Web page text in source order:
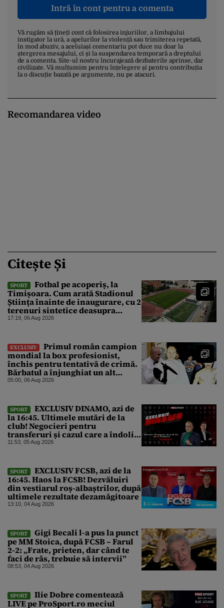
Intră în cont pentru a comenta
Vă rugăm să țineți cont că folosirea injuriilor, a limbajului
instigator la ură, a apelurilor la violență sau trimiterea repetată,
în mod abuziv, a aceluiași comentariu pot duce nu doar la
ștergerea mesajului, ci și la suspendarea temporară a dreptului
de a comenta. Site-ul nostru încurajează dezbaterile aprinse, dar
civilizate. Vă mulțumim pentru înțelegere și pentru contribuția
la o discuție bazată pe argumente, nu pe atacuri.
Recomandarea video
Citește Și
SPORT
Fotbal pe acoperiș, la
Timișoara. Cum arată Stadionul
Știința înainte de inaugurare, cu 2
terenuri sintetice deasupra
tribunei
17:19, 06 Aug 2026
EXCLUSIV
Primul român campion
mondial la box profesionist,
închis pentru tentativă de crimă.
Bărbatul a înjunghiat un alt
interlop periculos
05:00, 06 Aug 2026
SPORT
EXCLUSIV DINAMO, azi de
la 16:45. Ultimele mutări de la
club! Negocieri pentru
transferuri și cazul care a îndoliat
Dinamo
11:53, 05 Aug 2026
SPORT
EXCLUSIV FCSB, azi de la
16:45. Haos la FCSB! Dezvăluiri
din vestiarul roș-albaștrilor, după
ultimele rezultate dezamăgitoare
13:10, 04 Aug 2026
SPORT
Gigi Becali l-a pus la punct
pe MM Stoica, după FCSB – Farul
2-2: „Frate, prieten, dar când te
faci de râs, trebuie să intervii”
08:53, 04 Aug 2026
SPORT
Ilie Dobre comentează
LIVE pe ProSport.ro meciul